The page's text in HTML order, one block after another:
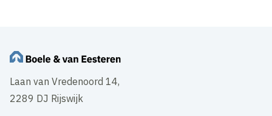
Laan van Vredenoord 14,
2289 DJ Rijswijk